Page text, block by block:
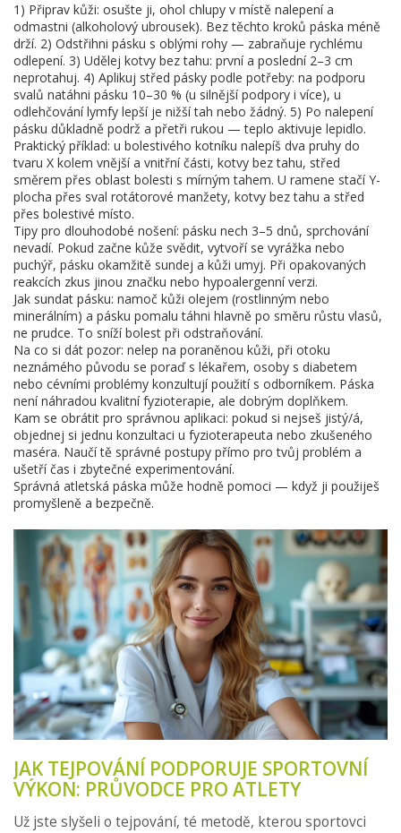
1) Připrav kůži: osušte ji, ohol chlupy v místě nalepení a
odmastni (alkoholový ubrousek). Bez těchto kroků páska méně
drží. 2) Odstřihni pásku s oblými rohy — zabraňuje rychlému
odlepení. 3) Udělej kotvy bez tahu: první a poslední 2–3 cm
neprotahuj. 4) Aplikuj střed pásky podle potřeby: na podporu
svalů natáhni pásku 10–30 % (u silnější podpory i více), u
odlehčování lymfy lepší je nižší tah nebo žádný. 5) Po nalepení
pásku důkladně podrž a přetři rukou — teplo aktivuje lepidlo.
Praktický příklad: u bolestivého kotníku nalepíš dva pruhy do
tvaru X kolem vnější a vnitřní části, kotvy bez tahu, střed
směrem přes oblast bolesti s mírným tahem. U ramene stačí Y-
plocha přes sval rotátorové manžety, kotvy bez tahu a střed
přes bolestivé místo.
Tipy pro dlouhodobé nošení: pásku nech 3–5 dnů, sprchování
nevadí. Pokud začne kůže svědit, vytvoří se vyrážka nebo
puchýř, pásku okamžitě sundej a kůži umyj. Při opakovaných
reakcích zkus jinou značku nebo hypoalergenní verzi.
Jak sundat pásku: namoč kůži olejem (rostlinným nebo
minerálním) a pásku pomalu táhni hlavně po směru růstu vlasů,
ne prudce. To sníží bolest při odstraňování.
Na co si dát pozor: nelep na poraněnou kůži, při otoku
neznámého původu se poraď s lékařem, osoby s diabetem
nebo cévními problémy konzultují použití s odborníkem. Páska
není náhradou kvalitní fyzioterapie, ale dobrým doplňkem.
Kam se obrátit pro správnou aplikaci: pokud si nejseš jistý/á,
objednej si jednu konzultaci u fyzioterapeuta nebo zkušeného
maséra. Naučí tě správné postupy přímo pro tvůj problém a
ušetří čas i zbytečné experimentování.
Správná atletská páska může hodně pomoci — když ji použiješ
promyšleně a bezpečně.
JAK TEJPOVÁNÍ PODPORUJE SPORTOVNÍ
VÝKON: PRŮVODCE PRO ATLETY
Už jste slyšeli o tejpování, té metodě, kterou sportovci